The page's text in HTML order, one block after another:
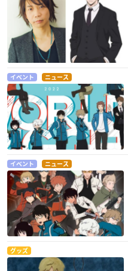
イベント ニュース
イベント ニュース
グッズ